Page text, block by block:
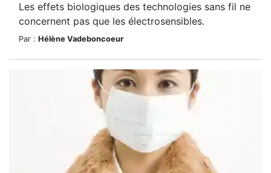
Les effets biologiques des technologies sans fil ne
concernent pas que les électrosensibles.
Par : Hélène Vadeboncoeur